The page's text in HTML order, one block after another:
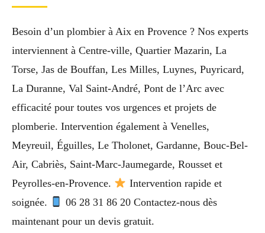
Besoin d’un plombier à Aix en Provence ? Nos experts
interviennent à Centre-ville, Quartier Mazarin, La
Torse, Jas de Bouffan, Les Milles, Luynes, Puyricard,
La Duranne, Val Saint-André, Pont de l’Arc avec
efficacité pour toutes vos urgences et projets de
plomberie. Intervention également à Venelles,
Meyreuil, Éguilles, Le Tholonet, Gardanne, Bouc-Bel-
Air, Cabriès, Saint-Marc-Jaumegarde, Rousset et
Peyrolles-en-Provence.
Intervention rapide et
soignée.
06 28 31 86 20 Contactez-nous dès
maintenant pour un devis gratuit.